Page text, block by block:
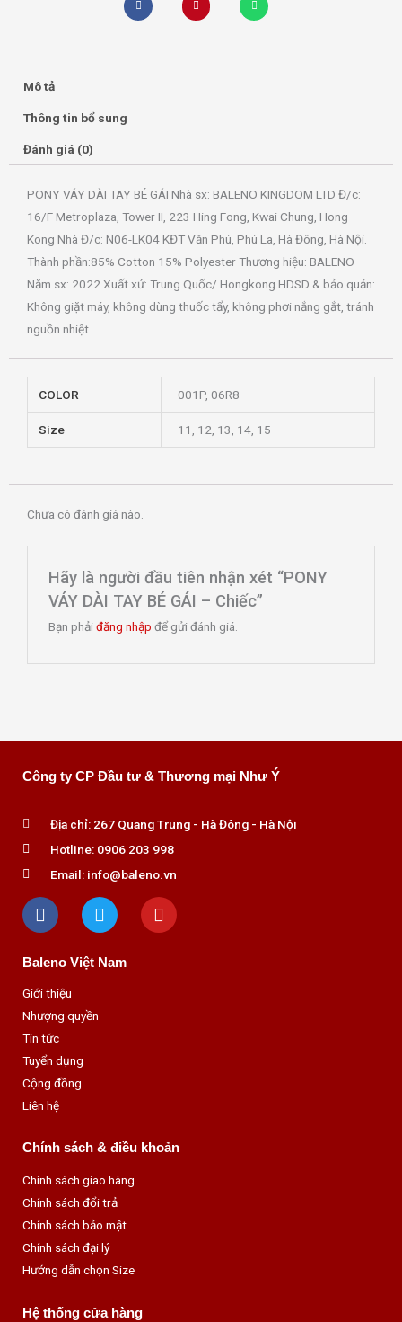
Mô tả
Thông tin bổ sung
Đánh giá (0)
PONY VÁY DÀI TAY BÉ GÁI Nhà sx: BALENO KINGDOM LTD Đ/c:
16/F Metroplaza, Tower II, 223 Hing Fong, Kwai Chung, Hong
Kong Nhà Đ/c: N06-LK04 KĐT Văn Phú, Phú La, Hà Đông, Hà Nội.
Thành phần:85% Cotton 15% Polyester Thương hiệu: BALENO
Năm sx: 2022 Xuất xứ: Trung Quốc/ Hongkong HDSD & bảo quản:
Không giặt máy, không dùng thuốc tẩy, không phơi nắng gắt, tránh
nguồn nhiệt
COLOR 001P, 06R8
Size 11, 12, 13, 14, 15
Chưa có đánh giá nào.
Hãy là người đầu tiên nhận xét “PONY
VÁY DÀI TAY BÉ GÁI – Chiếc”
Bạn phảiđăng nhập để gửi đánh giá.
Công ty CP Đầu tư & Thương mại Như Ý
Địa chỉ: 267 Quang Trung - Hà Đông - Hà Nội
Hotline: 0906 203 998
Email: info@baleno.vn
F
a
c
b
o
k
T
w
i
t
Y
o
u
Baleno Việt Nam
Giới thiệu
Nhượng quyền
Tin tức
Tuyển dụng
Cộng đồng
Liên hệ
Chính sách & điều khoản
Chính sách giao hàng
Chính sách đổi trả
Chính sách bảo mật
Chính sách đại lý
Hướng dẫn chọn Size
Hệ thống cửa hàng